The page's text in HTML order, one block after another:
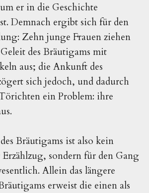
er in die Geschichte
Demnach ergibt sich für den
Zehn junge Frauen ziehen
des Bräutigams mit
aus; die Ankunft des
sich jedoch, und dadurch
ein Problem: ihre
Bräutigams ist also kein
Erzählzug, sondern für den Gang
Allein das längere
erweist die einen als